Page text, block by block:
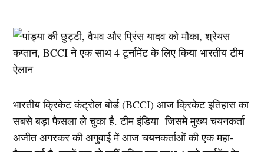
भारतीय क्रिकेट कंट्रोल बोर्ड (BCCI) आज क्रिकेट इतिहास का
सबसे बड़ा फैसला ले चुका है. टीम इंडिया जिसमे मुख्य चयनकर्ता
अजीत अगरकर की अगुवाई में आज चयनकर्ताओं की एक महा-